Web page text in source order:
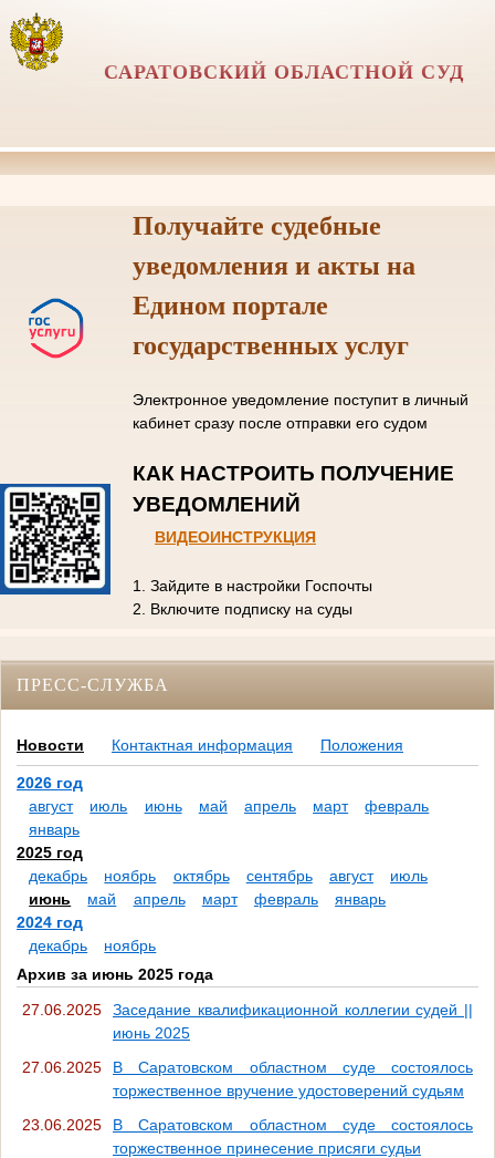
САРАТОВСКИЙ ОБЛАСТНОЙ СУД
Получайте судебные
уведомления и акты на
Едином портале
государственных услуг
Электронное уведомление поступит в личный
кабинет сразу после отправки его судом
КАК НАСТРОИТЬ ПОЛУЧЕНИЕ
УВЕДОМЛЕНИЙ
ВИДЕОИНСТРУКЦИЯ
1. Зайдите в настройки Госпочты
2. Включите подписку на суды
ПРЕСС-СЛУЖБА
Новости Контактная информация Положения
2026 год
август
июль июнь май апрель март
февраль
январь
2025 год
декабрь
ноябрь октябрь сентябрь август
июль
июнь
май апрель март февраль
январь
2024 год
декабрь
ноябрь
Архив за июнь 2025 года
27.06.2025
Заседание квалификационной коллегии судей ||
июнь 2025
27.06.2025
В Саратовском областном суде состоялось
торжественное вручение удостоверений судьям
23.06.2025
В Саратовском областном суде состоялось
торжественное принесение присяги судьи